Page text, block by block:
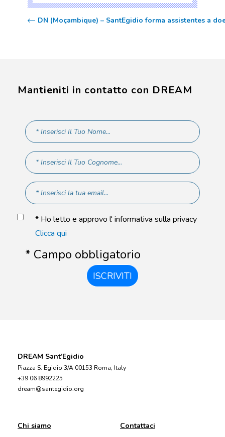
DN (Moçambique) – SantEgidio forma assistentes a
Mantieniti in contatto con DREAM
* Ho letto e approvo l' informativa sulla privacy
Clicca qui
* Campo obbligatorio
ISCRIVITI
DREAM Sant’Egidio
Piazza S. Egidio 3/A 00153 Roma, Italy
+39 06 8992225
dream@santegidio.org
Chi siamo
Contattaci